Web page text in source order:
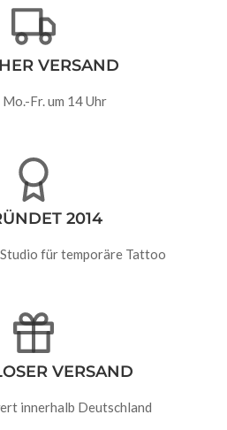
VERSAND
Fr. um 14 Uhr
2014
für temporäre Tattoo
VERSAND
innerhalb Deutschland